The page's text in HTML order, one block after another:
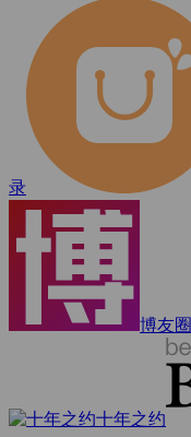
录
博友圈
十年之约